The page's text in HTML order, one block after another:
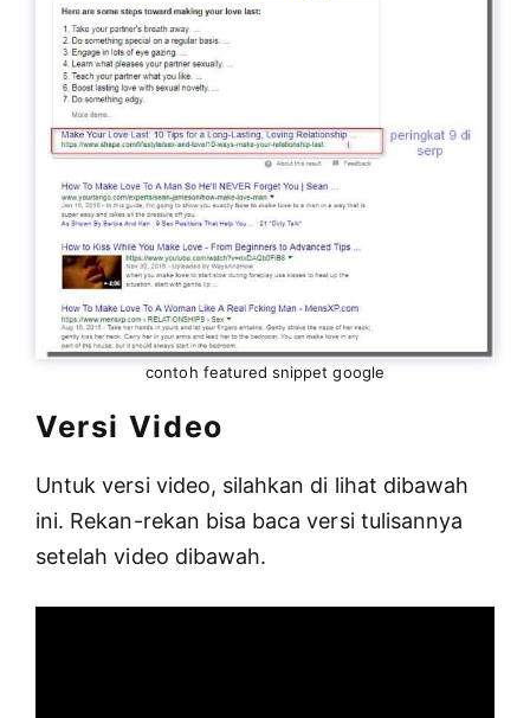
contoh featured snippet google
Versi Video
Untuk versi video, silahkan di lihat dibawah
ini. Rekan-rekan bisa baca versi tulisannya
setelah video dibawah.